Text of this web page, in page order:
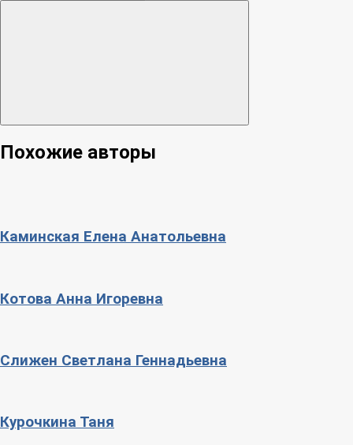
Похожие авторы
Каминская Елена Анатольевна
Котова Анна Игоревна
Слижен Светлана Геннадьевна
Курочкина Таня